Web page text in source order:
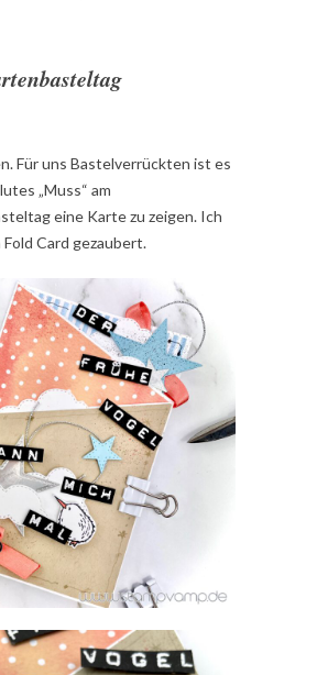
Für uns Bastelverrückten ist es
„Muss“ am
eine Karte zu zeigen. Ich
Fold Card gezaubert.